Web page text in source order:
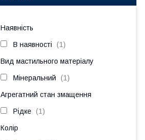
Наявність
В наявності 1
Вид мастильного матеріалу
Мінеральний 1
Агрегатний стан змащення
Рідке 1
Колір